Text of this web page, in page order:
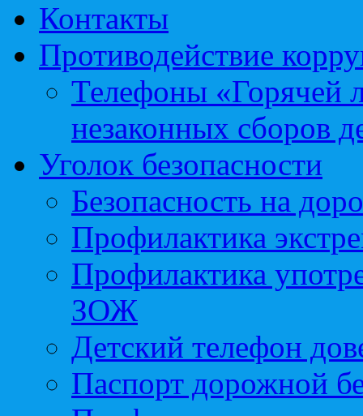
Контакты
Противодействие
Телефоны «Горячей
незаконных сборов
Уголок безопасности
Безопасность на
Профилактика
Профилактика
ЗОЖ
Детский телефон
Паспорт дорожной